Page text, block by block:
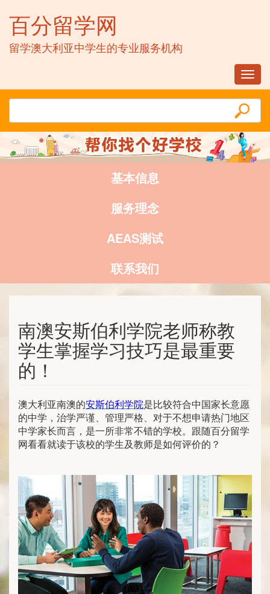
百分留学网
留学澳大利亚中学生的专业服务机构
基本信息
服务理念
AEAS测试
联系我们
南澳安斯伯利学院老师称教
学生掌握学习技巧是最重要
的！
澳大利亚南澳的安斯伯利学院是比较符合中国家长意愿
的中学，治学严谨、管理严格、对于不想申请热门地区
中学家长而言，是一所非常不错的学校。跟随百分留学
网看看就读于该校的学生及教师是如何评价的？